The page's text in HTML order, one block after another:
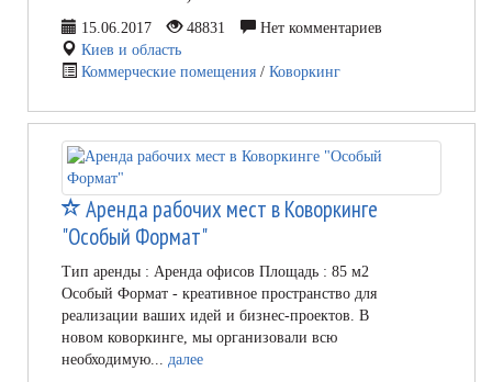
15.06.2017
48831
Нет комментариев
Киев и область
Коммерческие помещения / Коворкинг
Аренда рабочих мест в Коворкинге
"Особый Формат"
Тип аренды : Аренда офисов Площадь : 85 м2
Особый Формат - креативное пространство для
реализации ваших идей и бизнес-проектов. В
новом коворкинге, мы организовали всю
необходимую... далее